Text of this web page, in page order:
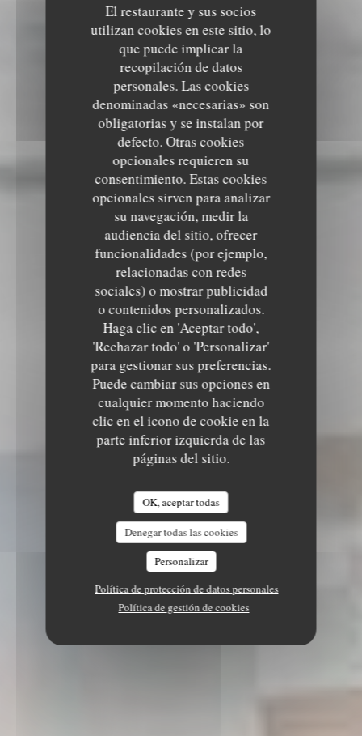
El restaurante y sus socios
utilizan cookies en este sitio, lo
que puede implicar la
recopilación de datos
personales. Las cookies
denominadas «necesarias» son
obligatorias y se instalan por
defecto. Otras cookies
opcionales requieren su
consentimiento. Estas cookies
opcionales sirven para analizar
su navegación, medir la
audiencia del sitio, ofrecer
funcionalidades (por ejemplo,
relacionadas con redes
sociales) o mostrar publicidad
o contenidos personalizados.
Haga clic en 'Aceptar todo',
'Rechazar todo' o 'Personalizar'
para gestionar sus preferencias.
Puede cambiar sus opciones en
cualquier momento haciendo
clic en el icono de cookie en la
parte inferior izquierda de las
páginas del sitio.
OK, aceptar todas
Denegar todas las cookies
Personalizar
Política de protección de datos personales
Política de gestión de cookies